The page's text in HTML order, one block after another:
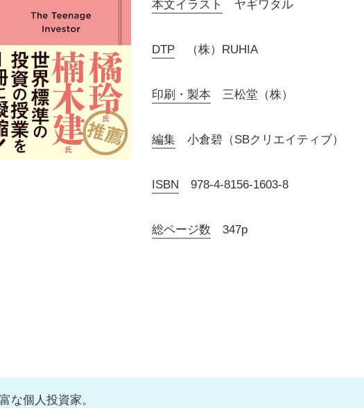
本文イラスト ヤギワタル
DTP（株）RUHIA
印刷・製本 三松堂（株）
編集小倉碧（SBクリエイティブ）
ISBN 978-4-8156-1603-8
総ページ数 347p
な個人投資家。